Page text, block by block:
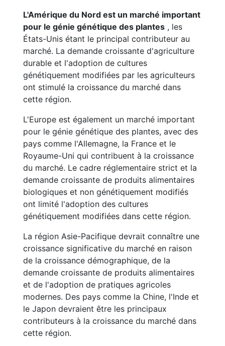
L'Amérique du Nord est un marché important
pour le génie génétique des plantes , les
États-Unis étant le principal contributeur au
marché. La demande croissante d'agriculture
durable et l'adoption de cultures
génétiquement modifiées par les agriculteurs
ont stimulé la croissance du marché dans
cette région.
L'Europe est également un marché important
pour le génie génétique des plantes, avec des
pays comme l'Allemagne, la France et le
Royaume-Uni qui contribuent à la croissance
du marché. Le cadre réglementaire strict et la
demande croissante de produits alimentaires
biologiques et non génétiquement modifiés
ont limité l'adoption des cultures
génétiquement modifiées dans cette région.
La région Asie-Pacifique devrait connaître une
croissance significative du marché en raison
de la croissance démographique, de la
demande croissante de produits alimentaires
et de l'adoption de pratiques agricoles
modernes. Des pays comme la Chine, l'Inde et
le Japon devraient être les principaux
contributeurs à la croissance du marché dans
cette région.